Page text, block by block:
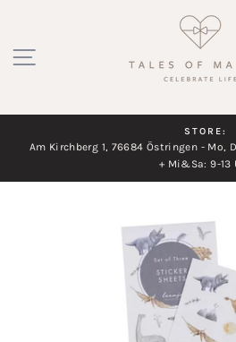
Inhalt
SEITENNAVIGATION
STORE:
Am Kirchberg 1, 76684 Östringen - Mo,
+ Mi&Sa: 9-13